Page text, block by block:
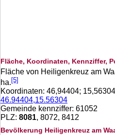
Fläche, Koordinaten, Kennziffer,
Fläche von Heiligenkreuz am
ha. [5]
Koordinaten: 46,94404; 15,56304
46.94404,15.56304
Gemeinde kennziffer: 61052
PLZ: 8081, 8072, 8412
Bevölkerung Heiligenkreuz am